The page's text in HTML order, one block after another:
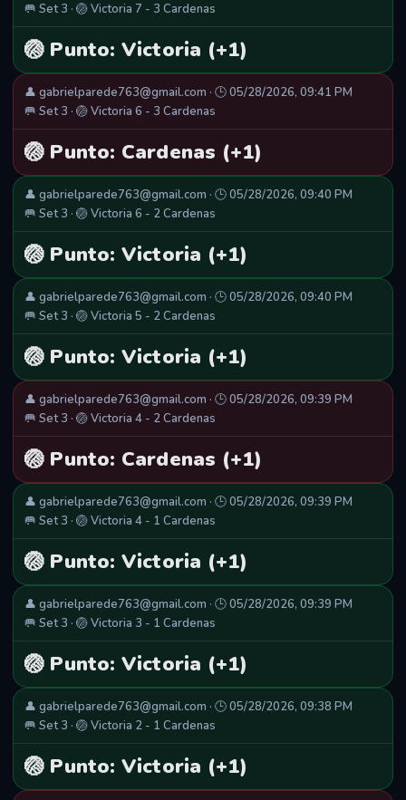
🥅 Set 3 · 🏐 Victoria 7 - 3 Cardenas
🏐 Punto: Victoria (+1)
👤 gabrielparede763@gmail.com · 🕒 05/28/2026, 09:41 PM
🥅 Set 3 · 🏐 Victoria 6 - 3 Cardenas
🏐 Punto: Cardenas (+1)
👤 gabrielparede763@gmail.com · 🕒 05/28/2026, 09:40 PM
🥅 Set 3 · 🏐 Victoria 6 - 2 Cardenas
🏐 Punto: Victoria (+1)
👤 gabrielparede763@gmail.com · 🕒 05/28/2026, 09:40 PM
🥅 Set 3 · 🏐 Victoria 5 - 2 Cardenas
🏐 Punto: Victoria (+1)
👤 gabrielparede763@gmail.com · 🕒 05/28/2026, 09:39 PM
🥅 Set 3 · 🏐 Victoria 4 - 2 Cardenas
🏐 Punto: Cardenas (+1)
👤 gabrielparede763@gmail.com · 🕒 05/28/2026, 09:39 PM
🥅 Set 3 · 🏐 Victoria 4 - 1 Cardenas
🏐 Punto: Victoria (+1)
👤 gabrielparede763@gmail.com · 🕒 05/28/2026, 09:39 PM
🥅 Set 3 · 🏐 Victoria 3 - 1 Cardenas
🏐 Punto: Victoria (+1)
👤 gabrielparede763@gmail.com · 🕒 05/28/2026, 09:38 PM
🥅 Set 3 · 🏐 Victoria 2 - 1 Cardenas
🏐 Punto: Victoria (+1)